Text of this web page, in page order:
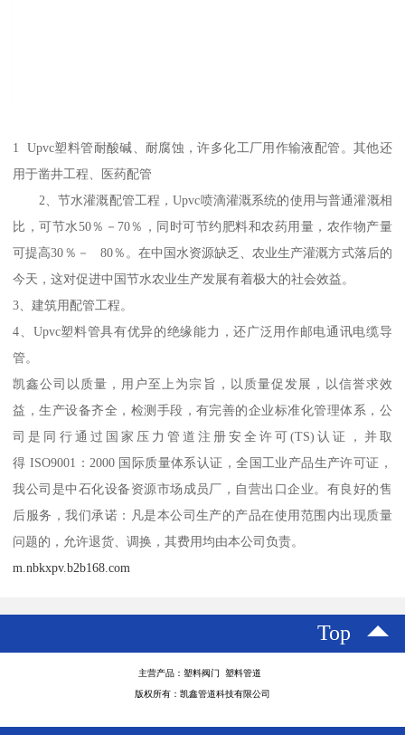
1 Upvc塑料管耐酸碱、耐腐蚀，许多化工厂用作输液配管。其他还
用于凿井工程、医药配管
2、节水灌溉配管工程，Upvc喷滴灌溉系统的使用与普通灌溉相
比，可节水50％－70％，同时可节约肥料和农药用量，农作物产量
可提高30％－ 80％。在中国水资源缺乏、农业生产灌溉方式落后的
今天，这对促进中国节水农业生产发展有着极大的社会效益。
3、建筑用配管工程。
4、Upvc塑料管具有优异的绝缘能力，还广泛用作邮电通讯电缆导
管。
凯鑫公司以质量，用户至上为宗旨，以质量促发展，以信誉求效
益，生产设备齐全，检测手段，有完善的企业标准化管理体系，公
司是同行通过国家压力管道注册安全许可(TS)认证，并取
得 ISO9001：2000 国际质量体系认证，全国工业产品生产许可证，
我公司是中石化设备资源市场成员厂，自营出口企业。有良好的售
后服务，我们承诺：凡是本公司生产的产品在使用范围内出现质量
问题的，允许退货、调换，其费用均由本公司负责。
m.nbkxpv.b2b168.com
Top
主营产品：塑料阀门 塑料管道
版权所有：凯鑫管道科技有限公司